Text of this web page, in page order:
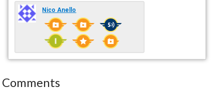
Nico Anello
Comments